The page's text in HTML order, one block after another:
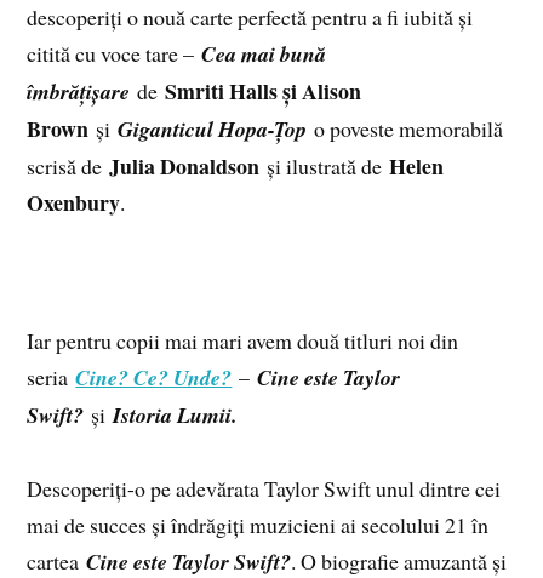
descoperiți o nouă carte perfectă pentru a fi iubită și
citită cu voce tare –Cea mai bună
îmbrățișare deSmriti Halls și Alison
Brown șiGiganticul Hopa-Țop o poveste memorabilă
scrisă deJulia Donaldson și ilustrată deHelen
Oxenbury.
Iar pentru copii mai mari avem două titluri noi din
seriaCine? Ce? Unde? –Cine este Taylor
Swift? șiIstoria Lumii.
Descoperiți-o pe adevărata Taylor Swift unul dintre cei
mai de succes și îndrăgiți muzicieni ai secolului 21 în
carteaCine este Taylor Swift?. O biografie amuzantă și